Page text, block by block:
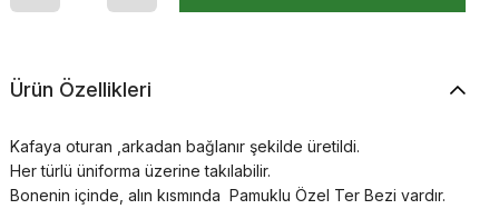
Ürün Özellikleri
Kafaya oturan ,arkadan bağlanır şekilde üretildi.
Her türlü üniforma üzerine takılabilir.
Bonenin içinde, alın kısmında Pamuklu Özel Ter Bezi vardır.